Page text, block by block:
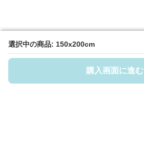
選択中の商品: 150x200cm
購入画面に進む
選択中の商品: 150x200cm
購入画面に進む